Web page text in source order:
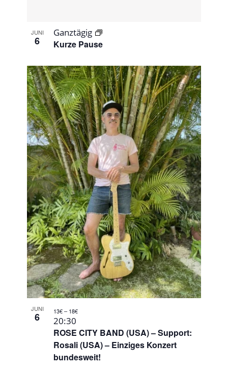
JUNI
6 Kurze Pause
Ganztägig
JUNI
6
ROSE CITY BAND (USA) – Support:
Rosali (USA) – Einziges Konzert
bundesweit!
20:30
13€ – 18€